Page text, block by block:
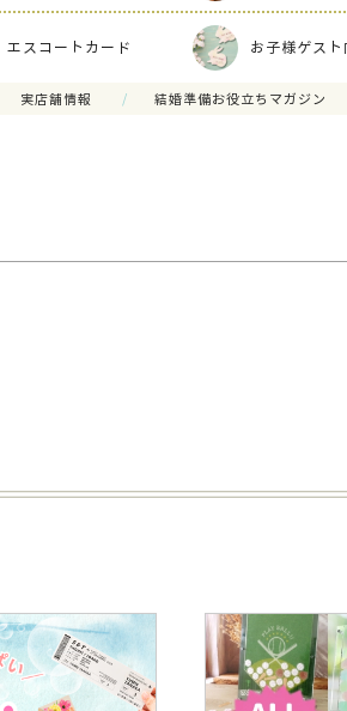
エスコートカード お子様ゲスト
実店舗情報 結婚準備お役立ちマガジン